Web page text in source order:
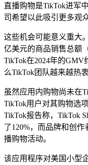
直播购物是TikTok进军
司希望以此吸引更多观
这些机会可能意义重大
亿美元的商品销售总额
TikTok在2024年的GMV
么TikTok团队越来越热
虽然应用内购物尚未在
TikTok用户对其购物选
TikTok报告称，TikTok
了120%，而品牌和创
播购物活动。
该应用程序对美国小型